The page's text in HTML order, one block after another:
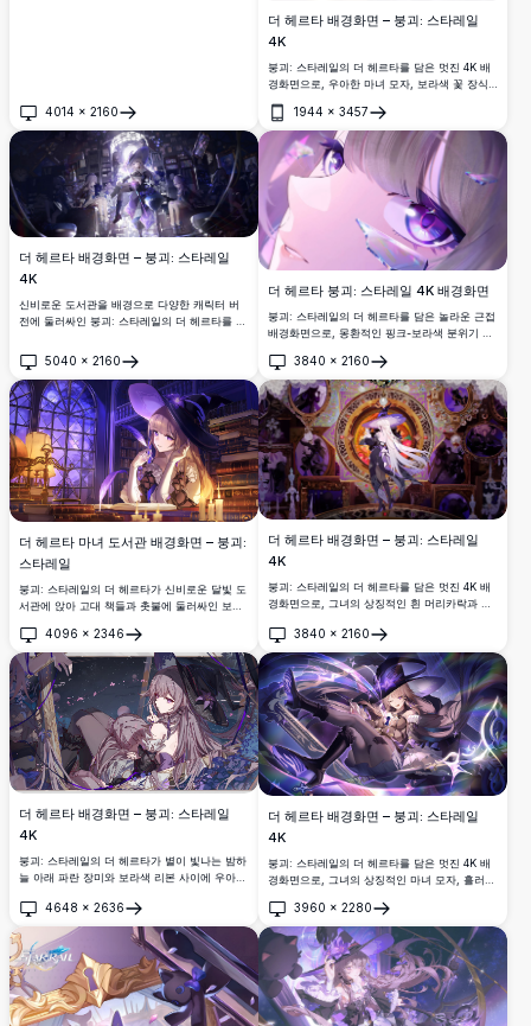
4014 × 2160
열기
더 헤르타 배경화면 – 붕괴: 스타레일
4K
붕괴: 스타레일의 더 헤르타를 담은 멋진 4K 배
경화면으로, 우아한 마녀 모자, 보라색 꽃 장식,
리고 몽환적인 우주 배경이 특징입니다.
1944 × 3457
열기
더 헤르타 배경화면 – 붕괴: 스타레일
4K
신비로운 도서관을 배경으로 다양한 캐릭터 버
전에 둘러싸인 붕괴: 스타레일의 더 헤르타를 담
조명이 어우러진 다크 판타지 미학의 초고해상
도 애니메이션 아트워크.
5040 × 2160
열기
더 헤르타 붕괴: 스타레일 4K 배경화면
붕괴: 스타레일의 더 헤르타를 담은 놀라운 근접
배경화면으로, 몽환적인 핑크-보라색 분위기 속
보라색 눈과 은빛 머리카락이 특징입니다. 완벽
한 고해상도 데스크탑 배경화면.
3840 × 2160
열기
더 헤르타 마녀 도서관 배경화면 – 붕괴:
스타레일
붕괴: 스타레일의 더 헤르타가 신비로운 달빛 도
서관에 앉아 고대 책들과 촛불에 둘러싸인 보라
의 멋진 4K 고해상도 애니메이션 배경화면입니
다.
4096 × 2346
열기
더 헤르타 배경화면 – 붕괴: 스타레일
4K
붕괴: 스타레일의 더 헤르타를 담은 멋진 4K 배
경화면으로, 그녀의 상징적인 흰 머리카락과 마
색 그림자, 매혹적인 어두운 실루엣이 있는 신비
로운 바로크 방을 배경으로 합니다.
3840 × 2160
열기
더 헤르타 배경화면 – 붕괴: 스타레일
4K
붕괴: 스타레일의 더 헤르타가 별이 빛나는 밤하
늘 아래 파란 장미와 보라색 리본 사이에 우아하
의상을 입은 모습의 멋진 4K 배경화면.
4648 × 2636
열기
더 헤르타 배경화면 – 붕괴: 스타레일
4K
붕괴: 스타레일의 더 헤르타를 담은 멋진 4K 배
경화면으로, 그녀의 상징적인 마녀 모자, 흘러내
용돌이가 특징입니다. 데스크톱 배경화면으로
완벽한 고해상도 아트워크.
3960 × 2280
열기